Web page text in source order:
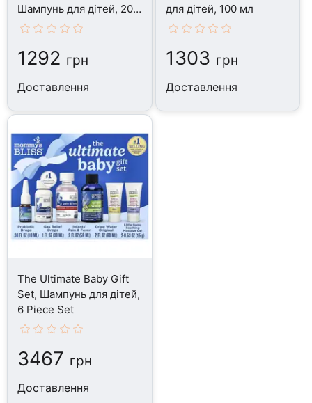
Шампунь для дітей, 200
мл
1292 грн
Доставлення
для дітей, 100 мл
1303 грн
Доставлення
The Ultimate Baby Gift
Set, Шампунь для дітей,
6 Piece Set
3467 грн
Доставлення